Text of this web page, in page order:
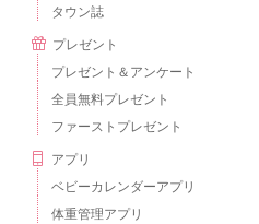
タウン誌
プレゼント
プレゼント＆アンケート
全員無料プレゼント
ファーストプレゼント
アプリ
ベビーカレンダーアプリ
体重管理アプリ